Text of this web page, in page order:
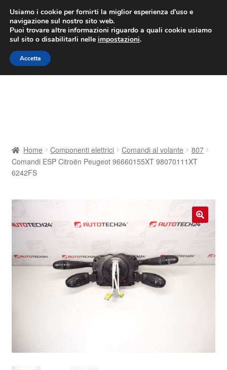
CONSEGNA da 7 EUR
Lun-Ven 9:00 - 16:00/800 580 290
Vai
alla
navigazione
Vai
al
contenuto
Consegna
Il mio account
Politica sulla riservatezza
Procedura di Reclamo
Rimostranza
Home Componenti elettrici Comandi al volante
807
Comandi ESP Citroën Peugeot 96660155XT 98070111XT
6242FS
🔍
Usiamo i cookie per fornirti la miglior esperienza d'uso e
navigazione sul nostro sito web.
Puoi trovare altre informazioni riguardo a quali cookie usiamo
sul sito o disabilitarli nelle impostazioni.
Accetta